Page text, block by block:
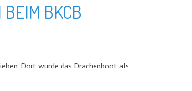
BEIM BKCB
Dort wurde das Drachenboot als